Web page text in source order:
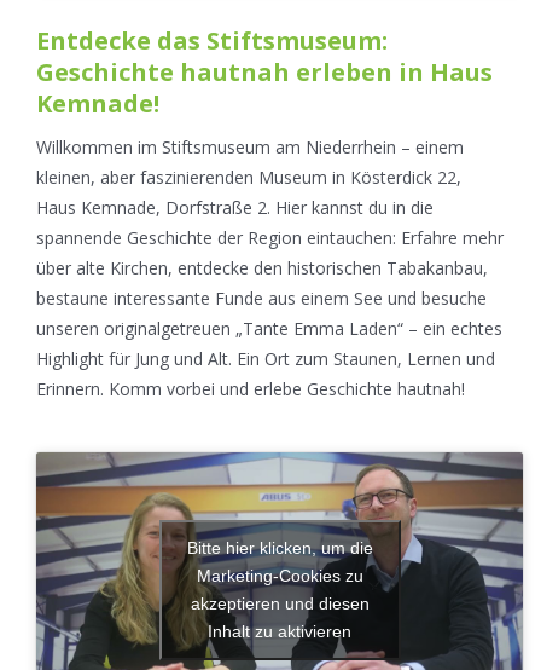
Entdecke das Stiftsmuseum:
Geschichte hautnah erleben in Haus
Kemnade!
Willkommen im Stiftsmuseum am Niederrhein – einem
kleinen, aber faszinierenden Museum in Kösterdick 22,
Haus Kemnade, Dorfstraße 2. Hier kannst du in die
spannende Geschichte der Region eintauchen: Erfahre mehr
über alte Kirchen, entdecke den historischen Tabakanbau,
bestaune interessante Funde aus einem See und besuche
unseren originalgetreuen „Tante Emma Laden“ – ein echtes
Highlight für Jung und Alt. Ein Ort zum Staunen, Lernen und
Erinnern. Komm vorbei und erlebe Geschichte hautnah!
Bitte hier klicken, um die
Marketing-Cookies zu
akzeptieren und diesen
Inhalt zu aktivieren